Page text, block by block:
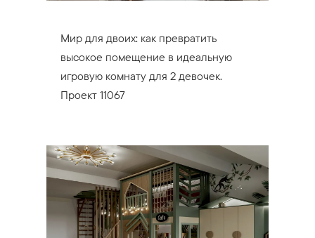
Мир для двоих: как превратить
высокое помещение в идеальную
игровую комнату для 2 девочек.
Проект 11067